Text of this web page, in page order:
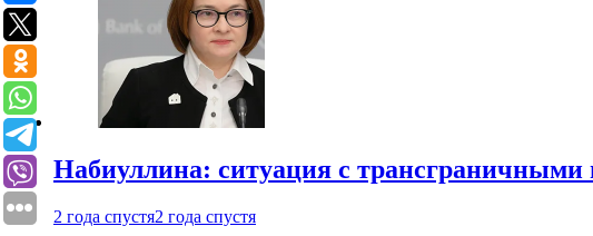
Набиуллина: ситуация с трансграничными
2 года спустя2 года спустя